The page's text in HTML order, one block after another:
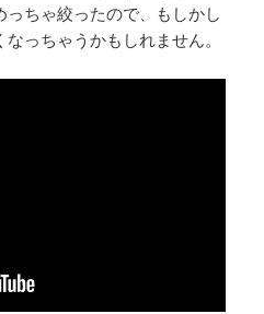
ちゃ絞ったので、もしかし
っちゃうかもしれません。